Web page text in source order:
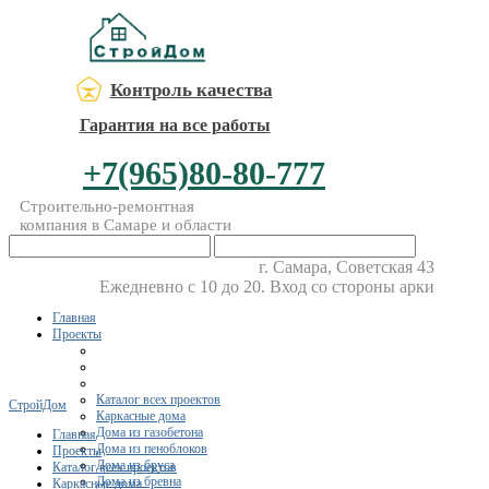
Контроль качества
Гарантия на все работы
+7(965)80-80-777
Строительно-ремонтная
компания в Самаре и области
г. Самара, Советская 43
Ежедневно с 10 до 20. Вход со стороны арки
Главная
Проекты
Каталог всех проектов
Каркасные дома
Дома из газобетона
Дома из пеноблоков
Дома из бруса
Дома из бревна
СтройДом
Главная
Проекты
Каталог всех проектов
Каркасные дома